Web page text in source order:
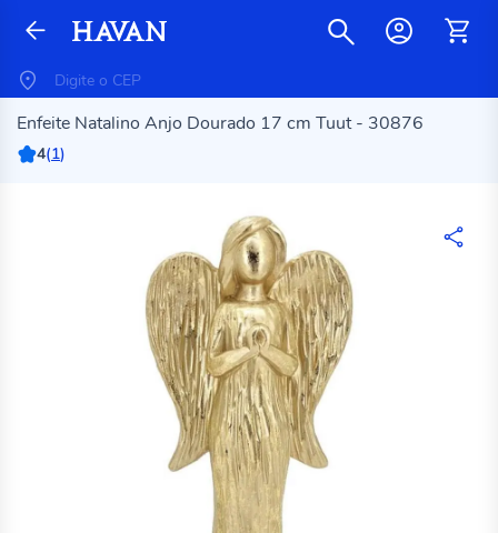
Enfeite Natalino Anjo Dourado 17 cm Tuut - 30876
4(1)